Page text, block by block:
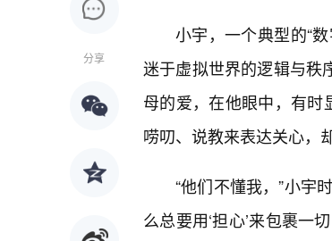
分享
小宇，一个典型的“
迷于虚拟世界的逻辑与秩
母的爱，在他眼中，有时
唠叨、说教来表达关心，
“他们不懂我，”小宇
么总要用‘担心’来包裹一